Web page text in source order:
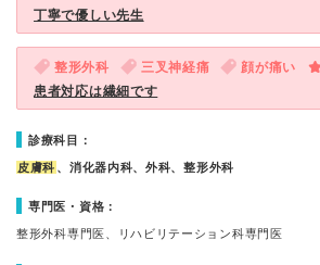
丁寧で優しい先生
整形外科 三叉神経痛 顔が痛い
患者対応は繊細です
診療科目：
皮膚科 、消化器内科、外科、整形外科
専門医・資格：
整形外科専門医、リハビリテーション科専門医